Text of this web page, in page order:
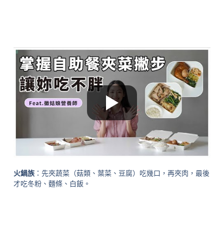
火鍋族：先夾蔬菜（菇類、葉菜、豆腐）吃幾口，再夾肉，最後
才吃冬粉、麵條、白飯。